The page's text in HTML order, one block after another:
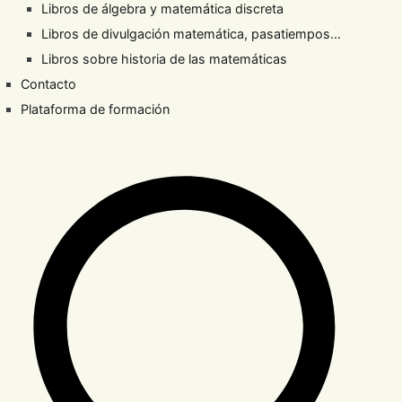
Libros de álgebra y matemática discreta
Libros de divulgación matemática, pasatiempos…
Libros sobre historia de las matemáticas
Contacto
Plataforma de formación